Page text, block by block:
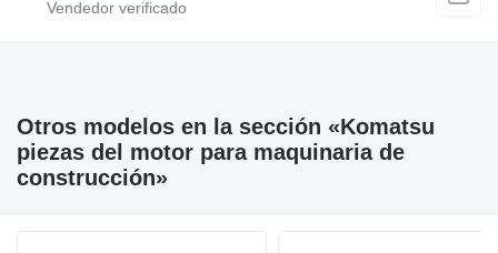
Otros modelos en la sección «Komatsu
piezas del motor para maquinaria de
construcción»